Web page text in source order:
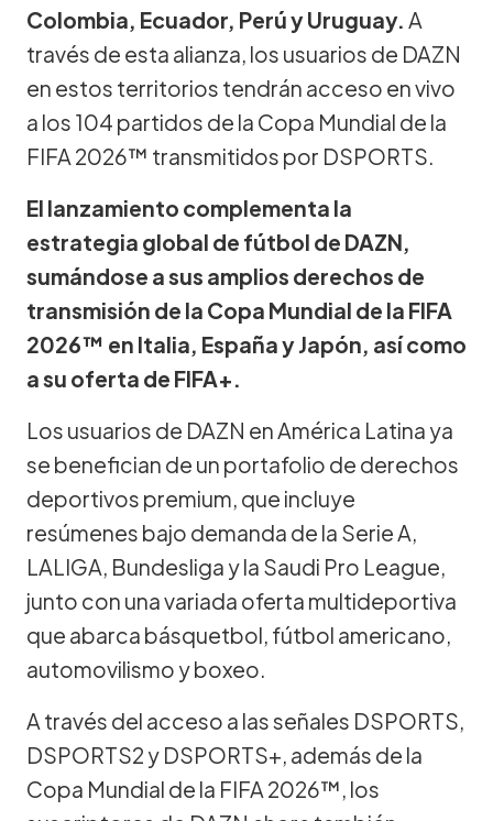
Colombia, Ecuador, Perú y Uruguay. A
través de esta alianza, los usuarios de DAZN
en estos territorios tendrán acceso en vivo
a los 104 partidos de la Copa Mundial de la
FIFA 2026™ transmitidos por DSPORTS.
El lanzamiento complementa la
estrategia global de fútbol de DAZN,
sumándose a sus amplios derechos de
transmisión de la Copa Mundial de la FIFA
2026™ en Italia, España y Japón, así como
a su oferta de FIFA+.
Los usuarios de DAZN en América Latina ya
se benefician de un portafolio de derechos
deportivos premium, que incluye
resúmenes bajo demanda de la Serie A,
LALIGA, Bundesliga y la Saudi Pro League,
junto con una variada oferta multideportiva
que abarca básquetbol, fútbol americano,
automovilismo y boxeo.
A través del acceso a las señales DSPORTS,
DSPORTS2 y DSPORTS+, además de la
Copa Mundial de la FIFA 2026™, los